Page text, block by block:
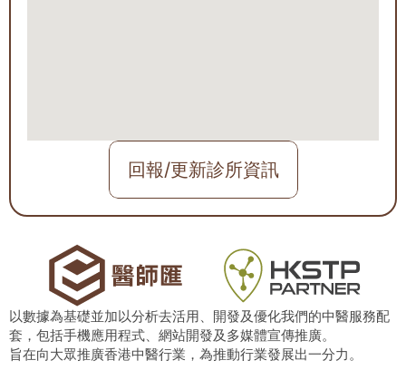
回報/更新診所資訊
以數據為基礎並加以分析去活用、開發及優化我們的中醫服務配
套，包括手機應用程式、網站開發及多媒體宣傳推廣。
旨在向大眾推廣香港中醫行業，為推動行業發展出一分力。